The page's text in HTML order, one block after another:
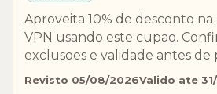
Aproveita 10% de desconto
VPN usando este cupao.
exclusoes e validade antes de
Revisto 05/08/2026Valido ate